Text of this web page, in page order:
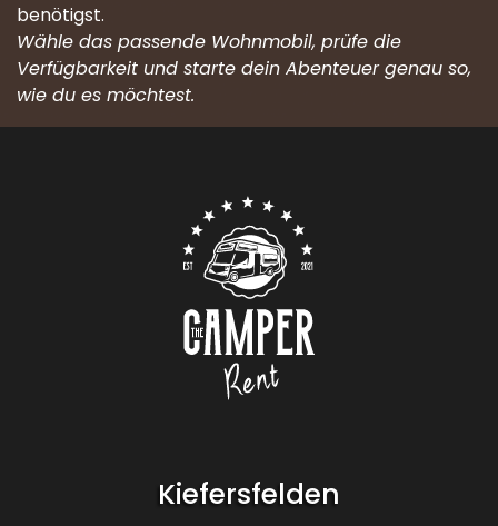
benötigst.
Wähle das passende Wohnmobil, prüfe die
Verfügbarkeit und starte dein Abenteuer genau so,
wie du es möchtest.
Kiefersfelden